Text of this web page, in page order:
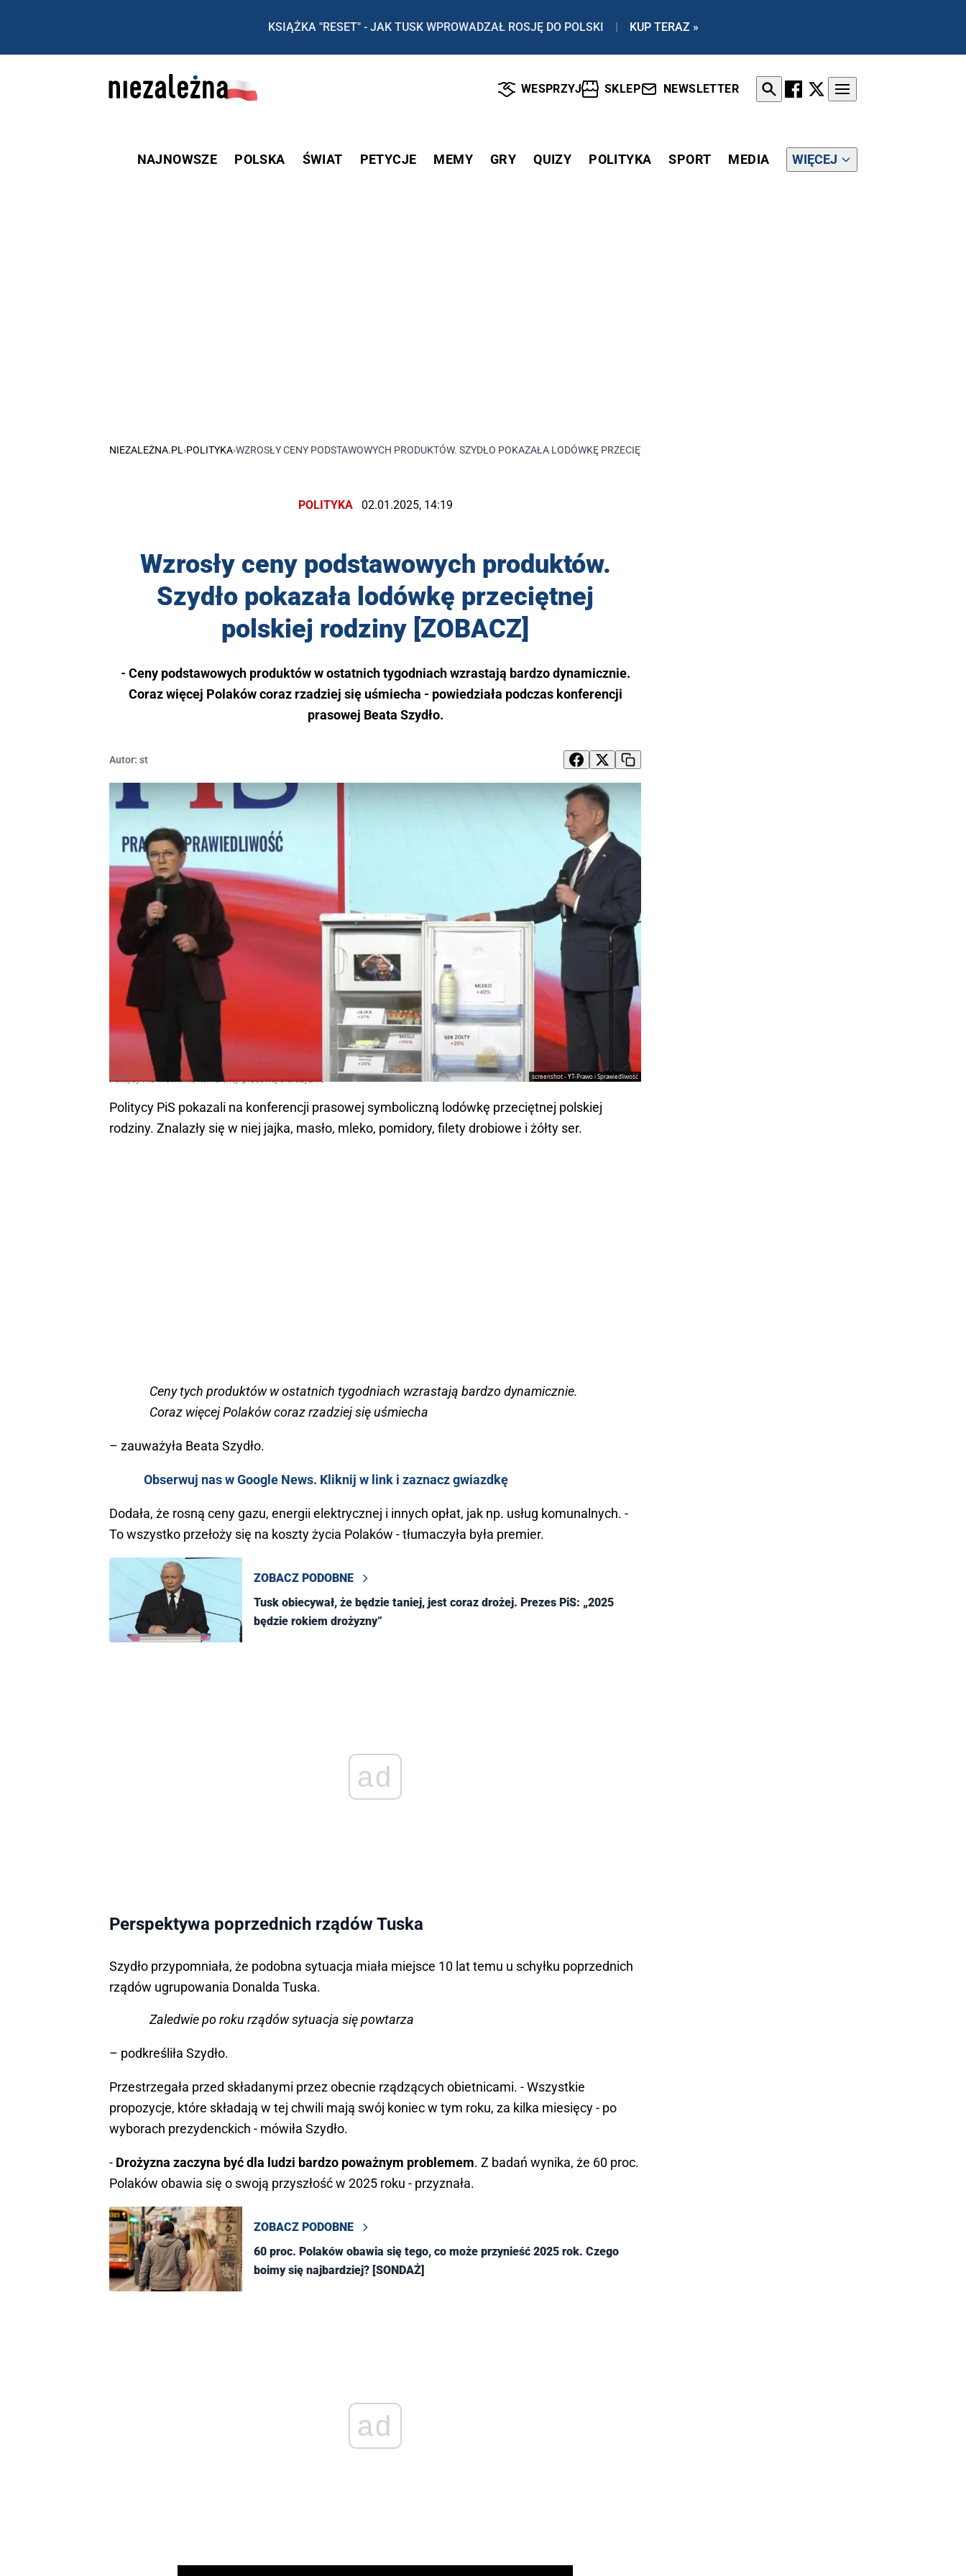
KSIĄŻKA "RESET" - JAK TUSK WPROWADZAŁ ROSJĘ DO POLSKI | KUP TERAZ »
WESPRZYJ SKLEP NEWSLETTER
NAJNOWSZE POLSKA ŚWIAT PETYCJE MEMY GRY QUIZY POLITYKA SPORT MEDIA WIĘCEJ
NIEZALEŻNA.PL ›POLITYKA›WZROSŁY CENY PODSTAWOWYCH PRODUKTÓW. SZYDŁO POKAZAŁA LODÓWKĘ PRZECIĘTNEJ POLSKIEJ RODZINY [ZOBACZ]
POLITYKA 02.01.2025, 14:19
Wzrosły ceny podstawowych produktów.
Szydło pokazała lodówkę przeciętnej
polskiej rodziny [ZOBACZ]
- Ceny podstawowych produktów w ostatnich tygodniach wzrastają bardzo dynamicznie.
Coraz więcej Polaków coraz rzadziej się uśmiecha - powiedziała podczas konferencji
prasowej Beata Szydło.
Autor: st
screenshot - YT-Prawo i Sprawiedliwość
Politycy PiS mówili na konferencji prasowej o drożyźnie
Politycy PiS pokazali na konferencji prasowej symboliczną lodówkę przeciętnej polskiej
rodziny. Znalazły się w niej jajka, masło, mleko, pomidory, filety drobiowe i żółty ser.
Ceny tych produktów w ostatnich tygodniach wzrastają bardzo dynamicznie.
Coraz więcej Polaków coraz rzadziej się uśmiecha
– zauważyła Beata Szydło.
Obserwuj nas w Google News. Kliknij w link i zaznacz gwiazdkę
Dodała, że rosną ceny gazu, energii elektrycznej i innych opłat, jak np. usług komunalnych. -
To wszystko przełoży się na koszty życia Polaków - tłumaczyła była premier.
ZOBACZ PODOBNE
Tusk obiecywał, że będzie taniej, jest coraz drożej. Prezes PiS: „2025
będzie rokiem drożyzny”
ad
Perspektywa poprzednich rządów Tuska
Szydło przypomniała, że podobna sytuacja miała miejsce 10 lat temu u schyłku poprzednich
rządów ugrupowania Donalda Tuska.
Zaledwie po roku rządów sytuacja się powtarza
– podkreśliła Szydło.
Przestrzegała przed składanymi przez obecnie rządzących obietnicami. - Wszystkie
propozycje, które składają w tej chwili mają swój koniec w tym roku, za kilka miesięcy - po
wyborach prezydenckich - mówiła Szydło.
- Drożyzna zaczyna być dla ludzi bardzo poważnym problemem. Z badań wynika, że 60 proc.
Polaków obawia się o swoją przyszłość w 2025 roku - przyznała.
ZOBACZ PODOBNE
60 proc. Polaków obawia się tego, co może przynieść 2025 rok. Czego
boimy się najbardziej? [SONDAŻ]
ad